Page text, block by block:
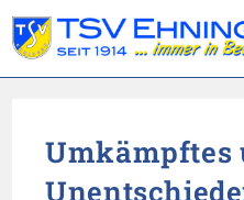
springenUmkämpftes